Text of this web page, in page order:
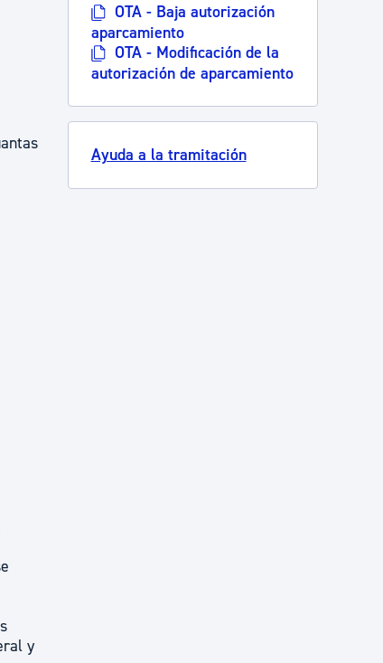
y
OTA - Baja autorización
aparcamiento
OTA - Modificación de la
autorización de aparcamiento
Ayuda a la tramitación